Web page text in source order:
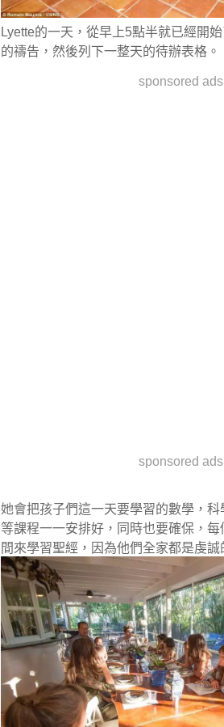
Lyette的一天，從早上5點半就已經開
的禱告，然後列下一整天的待辦表格。
sponsored ads
sponsored ads
她會把孩子們這一天要學習的數學，
等課程一一安排好，同時也要確保，
間來學習聖經，因為他們全家都是虔誠